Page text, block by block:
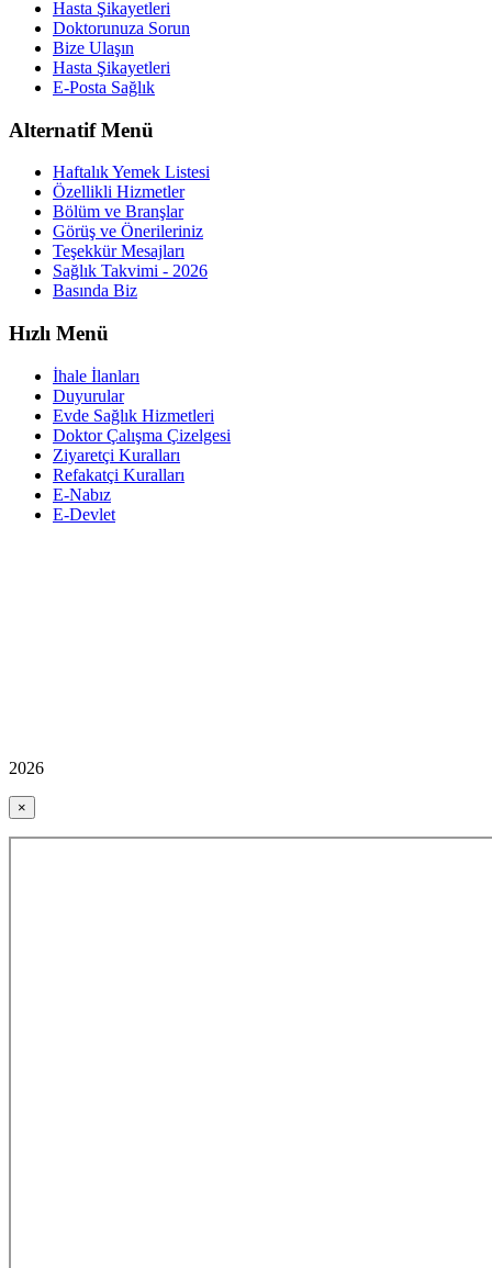
Hasta Şikayetleri
Doktorunuza Sorun
Bize Ulaşın
Hasta Şikayetleri
E-Posta Sağlık
Alternatif Menü
Haftalık Yemek Listesi
Özellikli Hizmetler
Bölüm ve Branşlar
Görüş ve Önerileriniz
Teşekkür Mesajları
Sağlık Takvimi - 2026
Basında Biz
Hızlı Menü
İhale İlanları
Duyurular
Evde Sağlık Hizmetleri
Doktor Çalışma Çizelgesi
Ziyaretçi Kuralları
Refakatçi Kuralları
E-Nabız
E-Devlet
2026
×